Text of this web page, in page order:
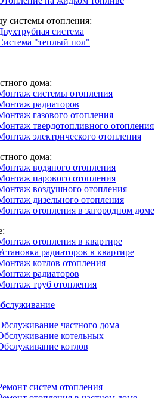
системы отопления:
система
"теплый пол"
дома:
системы отопления
радиаторов
газового отопления
твердотопливного отопления
электрического отопления
дома:
водяного отопления
парового отопления
воздушного отопления
дизельного отопления
отопления в загородном доме
отопления в квартире
радиаторов в квартире
котлов отопления
радиаторов
труб отопления
частного дома
котельных
котлов
систем отопления